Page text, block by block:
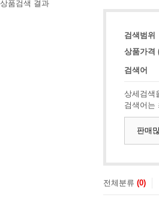
상품검색 결과
검색범위
상품가격
검색어
상세검색
검색어는
판매
전체분류 (0)